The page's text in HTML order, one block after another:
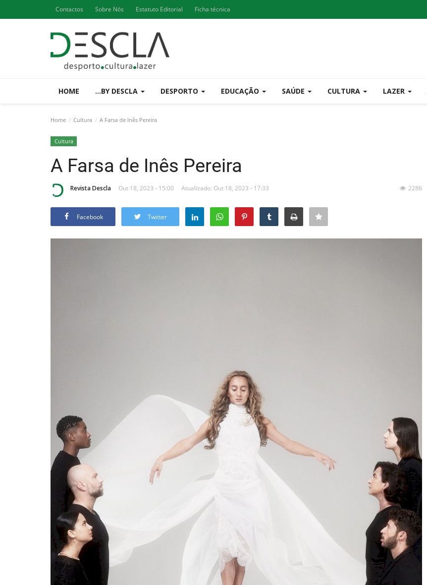
Contactos Sobre Nós Estatuto Editorial Ficha técnica
HOME ...BY DESCLA DESPORTO EDUCAÇÃO SAÚDE CULTURA LAZER
Home Cultura A Farsa de Inês Pereira
Cultura
A Farsa de Inês Pereira
Revista Descla Out 18, 2023 - 15:00 Atualizado: Out 18, 2023 - 17:33 2286
Facebook Twitter